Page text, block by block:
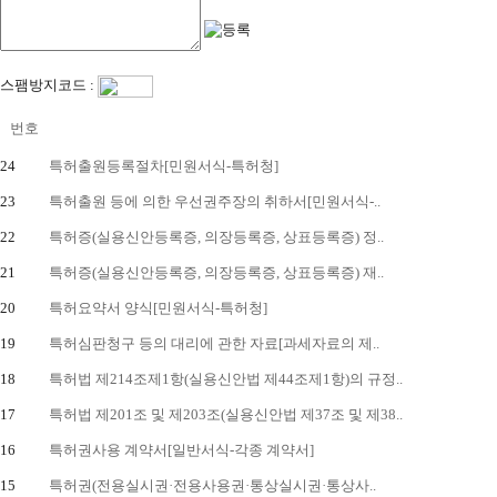
스팸방지코드 :
번호
24 특허출원등록절차[민원서식-특허청]
23 특허출원 등에 의한 우선권주장의 취하서[민원서식-..
22 특허증(실용신안등록증, 의장등록증, 상표등록증) 정..
21 특허증(실용신안등록증, 의장등록증, 상표등록증) 재..
20 특허요약서 양식[민원서식-특허청]
19 특허심판청구 등의 대리에 관한 자료[과세자료의 제..
18 특허법 제214조제1항(실용신안법 제44조제1항)의 규정..
17 특허법 제201조 및 제203조(실용신안법 제37조 및 제38..
16 특허권사용 계약서[일반서식-각종 계약서]
15 특허권(전용실시권·전용사용권·통상실시권·통상사..